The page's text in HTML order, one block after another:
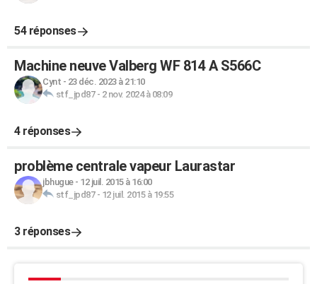
54 réponses
Machine neuve Valberg WF 814 A S566C
Cynt - 23 déc. 2023 à 21:10
stf_jpd87- 2 nov. 2024 à 08:09
4 réponses
problème centrale vapeur Laurastar
jbhugue- 12 juil. 2015 à 16:00
stf_jpd87- 12 juil. 2015 à 19:55
3 réponses